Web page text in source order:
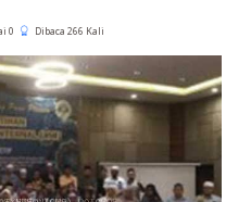
0 Dibaca 266 Kali